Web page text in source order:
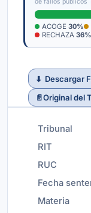
ACOGE 30%
RECHAZA 36%
⬇ Descargar
📄Original del
Tribunal
RIT
RUC
Fecha
Materia